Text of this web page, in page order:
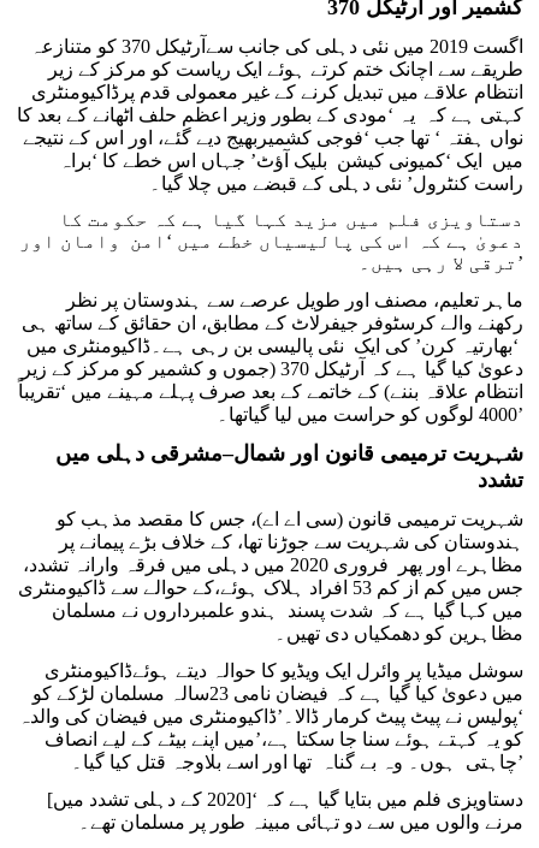
کشمیر اور آرٹیکل 370
طریقے سے اچانک ختم کرتے ہوئے ایک ریاست کو مرکز کے زیر
انتظام علاقے میں تبدیل کرنے کے غیر معمولی قدم پرڈاکیومنٹری
کہتی ہے کہ یہ ‘مودی کے بطور وزیر اعظم حلف اٹھانے کے بعد کا
نواں ہفتہ ‘ تھا جب ‘فوجی کشمیربھیج دیے گئے، اور اس کے نتیجے
میں ایک ‘کمیونی کیشن بلیک آؤٹ’ جہاں اس خطے کا ‘براہ
راست کنٹرول’ نئی دہلی کے قبضے میں چلا گیا۔
دستاویزی فلم میں مزید کہا گیا ہے کہ حکومت کا
دعویٰ ہے کہ اس کی پالیسیاں خطے میں ‘امن وامان اور
ترقی لا رہی ہیں۔’
ماہر تعلیم، مصنف اور طویل عرصے سے ہندوستان پر نظر
رکھنے والے کرسٹوفر جیفرلاٹ کے مطابق، ان حقائق کے ساتھ ہی
‘بھارتیہ کرن’ کی ایک نئی پالیسی بن رہی ہے۔ڈاکیومنٹری میں
دعویٰ کیا گیا ہے کہ آرٹیکل 370 (جموں و کشمیر کو مرکز کے زیر
انتظام علاقہ بننے) کے خاتمے کے بعد صرف پہلے مہینے میں ‘تقریباً
4000 لوگوں کو حراست میں لیا گیاتھا۔’
شہریت ترمیمی قانون اور شمال–مشرقی دہلی میں
تشدد
شہریت ترمیمی قانون (سی اے اے)، جس کا مقصد مذہب کو
ہندوستان کی شہریت سے جوڑنا تھا، کے خلاف بڑے پیمانے پر
مظاہرے اور پھر فروری 2020 میں دہلی میں فرقہ وارانہ تشدد،
جس میں کم از کم 53 افراد ہلاک ہوئے،کے حوالے سے ڈاکیومنٹری
میں کہا گیا ہے کہ شدت پسند ہندو علمبرداروں نے مسلمان
مظاہرین کو دھمکیاں دی تھیں۔
سوشل میڈیا پر وائرل ایک ویڈیو کا حوالہ دیتے ہوئےڈاکیومنٹری
میں دعویٰ کیا گیا ہے کہ فیضان نامی 23سالہ مسلمان لڑکے کو
‘پولیس نے پیٹ پیٹ کرمار ڈالا۔’ڈاکیومنٹری میں فیضان کی والدہ
کو یہ کہتے ہوئے سنا جا سکتا ہے،’میں اپنے بیٹے کے لیے انصاف
چاہتی ہوں۔ وہ بے گناہ تھا اور اسے بلاوجہ قتل کیا گیا۔’
دستاویزی فلم میں بتایا گیا ہے کہ ‘[2020 کے دہلی تشدد میں]
مرنے والوں میں سے دو تہائی مبینہ طور پر مسلمان تھے۔